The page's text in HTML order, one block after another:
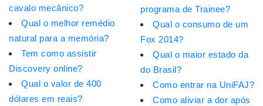
cavalo mecânico?
Qual o melhor remédio
natural para a memória?
Tem como assistir
Discovery online?
Qual o valor de 400
dólares em reais?
programa de Trainee?
Qual o consumo de um
Fox 2014?
Qual o maior estado da
do Brasil?
Como entrar na UniFAJ?
Como aliviar a dor após